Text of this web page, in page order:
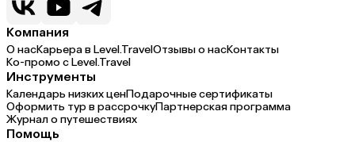
Компания
О насКарьера в Level.TravelОтзывы о насКонтакты
Ко-промо с Level.Travel
Инструменты
Календарь низких ценПодарочные сертификаты
Оформить тур в рассрочкуПартнерская программа
Журнал о путешествиях
Помощь